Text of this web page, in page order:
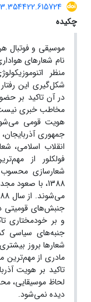
چکیده
موسیقی و فوتبال
نام شعارهای
منظر
شکل‌گیری این
در آن تاکید بر
مخاطب خبری نیست.
هویت قومی
جمهوری
انقلاب اسلامی،
فولکلور از
شعارسازی
1388، با صعود
جنبش‌های قومیتی
و بر خودمختاری
جنبه‌های سیاسی
شعارها بروز
مادری از مهم‌ترین
تاکید بر هویت
لحاظ موسیقایی،
دیده نمی‌شود.